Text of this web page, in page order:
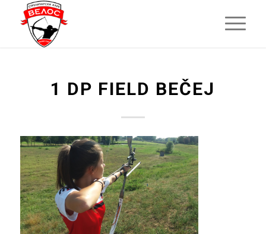
1 DP FIELD BEČEJ